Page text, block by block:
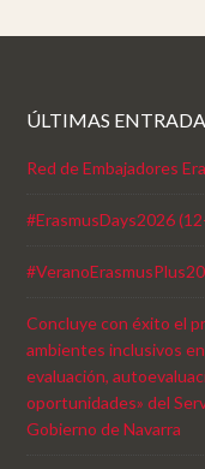
ÚLTIMAS
Red de Embajadores
#ErasmusDays2026
Concluye con éxito el
ambientes inclusivos
evaluación,
oportunidades» del
Gobierno de Navarra